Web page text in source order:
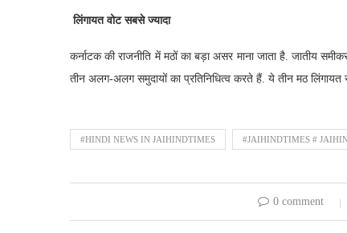
लिंगायत वोट सबसे ज्यादा
कर्नाटक की राजनीति में मठों का बड़ा असर माना जाता है. जातीय
तीन अलग-अलग समुदायों का प्रतिनिधित्व करते हैं. ये तीन मठ
#HINDI NEWS IN JAIHINDTIMES #JAIHINDTIMES #
0 comment